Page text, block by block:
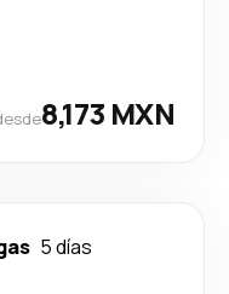
8,173 MXN
5 días